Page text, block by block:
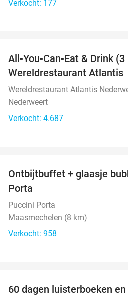
Verkocht: 177
All-You-Can-Eat & Drink
Wereldrestaurant Atlantis
Wereldrestaurant Atlantis
Nederweert
Verkocht: 4.687
Ontbijtbuffet + glaasje
Porta
Puccini Porta
Maasmechelen (8 km)
Verkocht: 958
60 dagen luisterboeken